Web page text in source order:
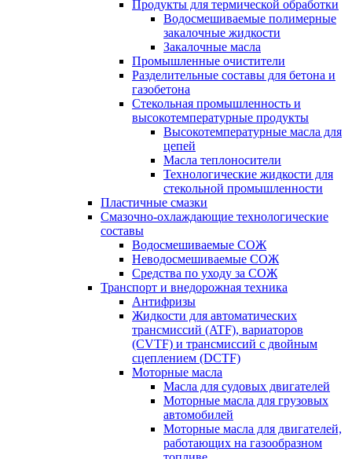
Продукты для термической обработки
Водосмешиваемые полимерные
закалочные жидкости
Закалочные масла
Промышленные очистители
Разделительные составы для бетона и
газобетона
Стекольная промышленность и
высокотемпературные продукты
Высокотемпературные масла для
цепей
Масла теплоносители
Технологические жидкости для
стекольной промышленности
Пластичные смазки
Смазочно-охлаждающие технологические
составы
Водосмешиваемые СОЖ
Неводосмешиваемые СОЖ
Средства по уходу за СОЖ
Транспорт и внедорожная техника
Антифризы
Жидкости для автоматических
трансмиссий (ATF), вариаторов
(CVTF) и трансмиссий с двойным
сцеплением (DCTF)
Моторные масла
Масла для судовых двигателей
Моторные масла для грузовых
автомобилей
Моторные масла для двигателей,
работающих на газообразном